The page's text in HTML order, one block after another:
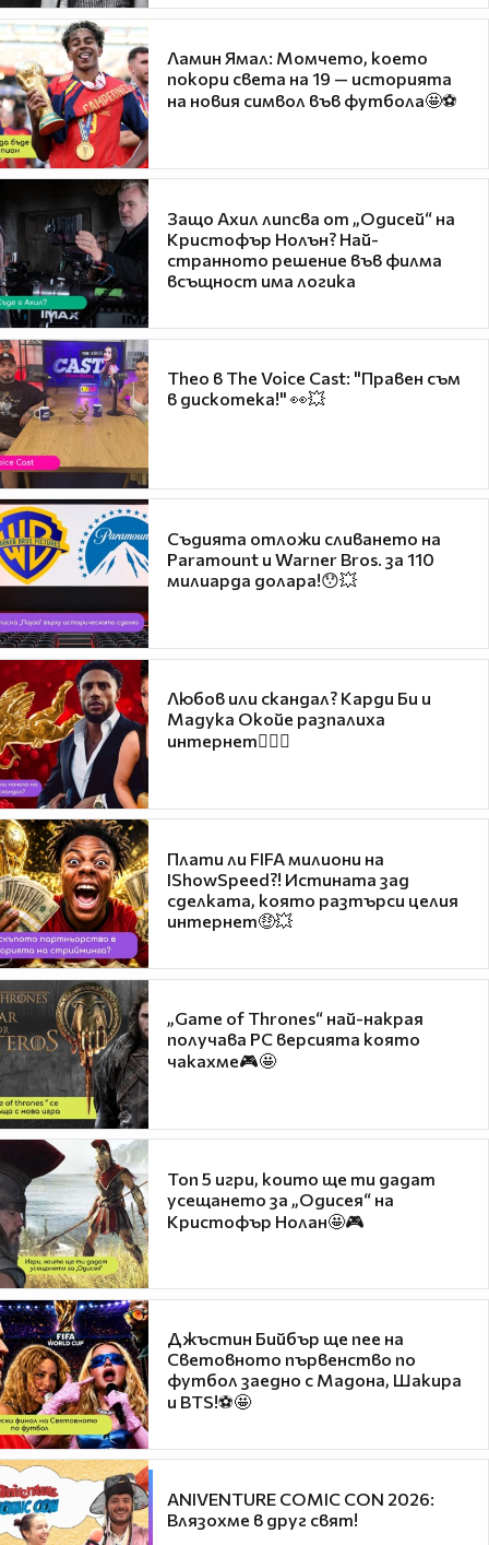
Ламин Ямал: Момчето, което
покори света на 19 — историята
на новия символ във футбола🤩⚽
Защо Ахил липсва от „Одисей“ на
Кристофър Нолън? Най-
странното решение във филма
всъщност има логика
Theo в The Voice Cast: "Правен съм
в дискотека!" 👀💥
Съдията отложи сливането на
Paramount и Warner Bros. за 110
милиарда долара!😯💥
Любов или скандал? Карди Би и
Мадука Окойе разпалиха
интернет❤️‍🔥🔥
Плати ли FIFA милиони на
IShowSpeed?! Истината зад
сделката, която разтърси целия
интернет🤑💥
„Game of Thrones“ най-накрая
получава PC версията която
чакахме🎮🤩
Топ 5 игри, които ще ти дадат
усещането за „Одисея“ на
Кристофър Нолан🤩🎮
Джъстин Бийбър ще пее на
Световното първенство по
футбол заедно с Мадона, Шакира
и BTS!⚽🤩
ANIVENTURE COMIC CON 2026:
Влязохме в друг свят!